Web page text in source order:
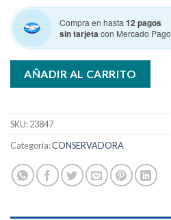
Compra en hasta 12 pagos
sin tarjetacon Mercado Pago
AÑADIR AL CARRITO
SKU:23847
Categoría:CONSERVADORA